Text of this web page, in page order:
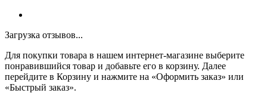
Загрузка отзывов...
Для покупки товара в нашем интернет-магазине выберите
понравившийся товар и добавьте его в корзину. Далее
перейдите в Корзину и нажмите на «Оформить заказ» или
«Быстрый заказ».